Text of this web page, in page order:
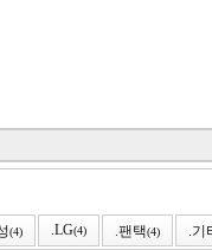
(4) .LG(4) .팬택(4) .기